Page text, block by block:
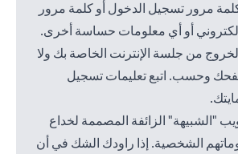
كلمة مرور تسجيل الدخول أو كلمة مرور
أو أي معلومات حساسة أخرى.
من جلسة الإنترنت الخاصة بك ولا
وحسب. اتبع تعليمات تسجيل
"الشبيهة" الزائفة المصممة لخداع
الشخصية. إذا راودك الشك في أن